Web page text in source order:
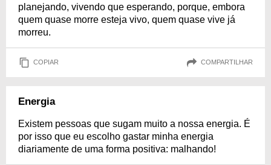
planejando, vivendo que esperando, porque, embora
quem quase morre esteja vivo, quem quase vive já
morreu.
COPIAR COMPARTILHAR
Energia
Existem pessoas que sugam muito a nossa energia. É
por isso que eu escolho gastar minha energia
diariamente de uma forma positiva: malhando!